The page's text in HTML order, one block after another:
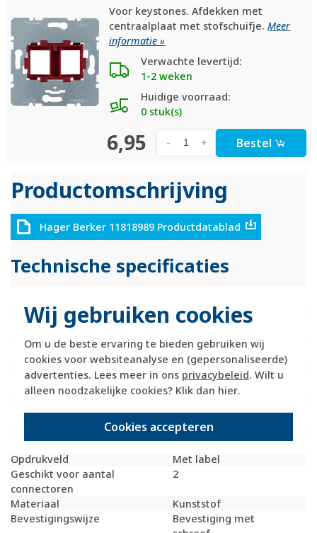
Wij gebruiken cookies
Om u de beste ervaring te bieden gebruiken wij
cookies voor websiteanalyse en (gepersonaliseerde)
advertenties. Lees meer in ons privacybeleid. Wilt u
alleen noodzakelijke cookies? Klik dan hier.
Cookies accepteren
Voor keystones. Afdekken met
centraalplaat met stofschuifje.Meer
informatie »
Verwachte levertijd:
1-2 weken
Huidige voorraad:
0 stuk(s)
6,95 +
- Bestel
Productomschrijving
Hager Berker 11818989 Productdatablad
Technische specificaties
Montagewijze
Inbouw (stucwerk)
Samenstelling
Centraalplaat
Kleur
Wit
Halogeenvrij
Ja
Met klapdeksel
Nee
Gebruik
Modular-Jack
Oppervlaktebescherming
Uitvoerrichting
Recht
Nee
Materiaalkwaliteit
Thermoplast
Opdrukveld
Met label
Geschikt voor aantal
connectoren
2
Materiaal
Kunststof
Bevestigingswijze
Bevestiging met